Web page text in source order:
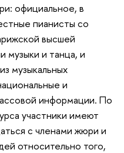
официальное, в
пианисты со
высшей
музыки и танца, и
музыкальных
и
информации. По
участники имеют
с членами жюри и
относительно того,